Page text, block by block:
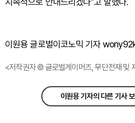
이원용 글로벌이코노믹 기자
<저작권자 © 글로벌게이머즈, 무단전재 및
이원용 기자의 다른 기사